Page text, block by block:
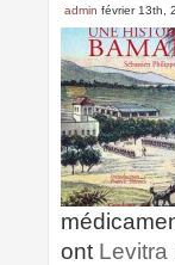
admin février 13th,
ont Levitra